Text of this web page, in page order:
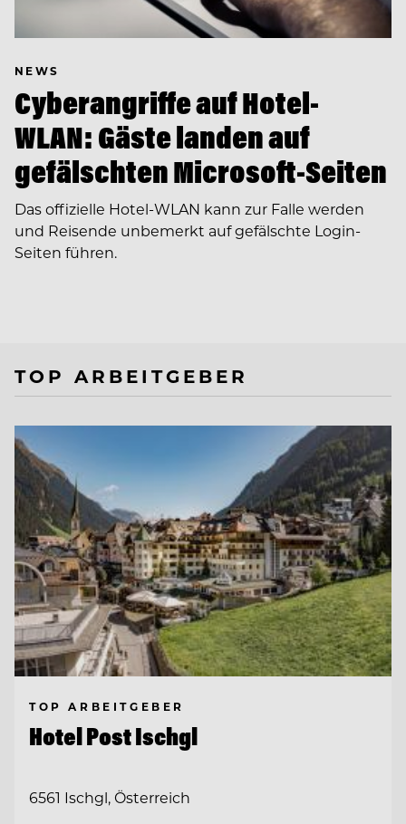
NEWS
Cyberangriffe auf Hotel-
WLAN: Gäste landen auf
gefälschten Microsoft-Seiten
Das offizielle Hotel-WLAN kann zur Falle werden
und Reisende unbemerkt auf gefälschte Login-
Seiten führen.
TOP ARBEITGEBER
TOP ARBEITGEBER
Hotel Post Ischgl
6561 Ischgl, Österreich